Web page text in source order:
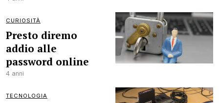
CURIOSITÀ
Presto diremo
addio alle
password online
4 anni
TECNOLOGIA